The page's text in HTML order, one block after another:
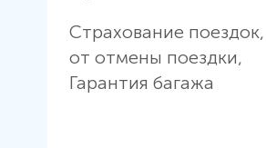
Страхование поездок,
от отмены поездки,
Гарантия багажа